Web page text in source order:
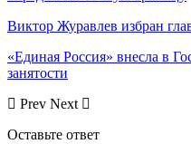
Виктор Журавлев избран
«Единая Россия» внесла в
занятости
Prev Next
Оставьте ответ